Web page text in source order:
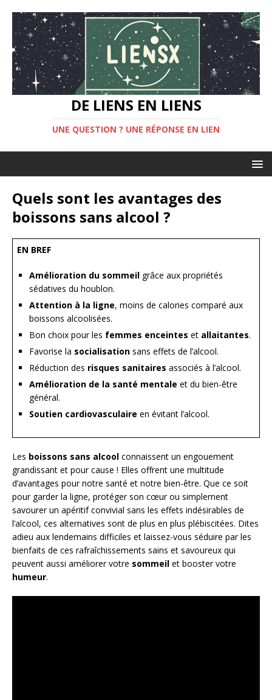
DE LIENS EN LIENS
UNE QUESTION ? UNE RÉPONSE EN LIEN
Quels sont les avantages des
boissons sans alcool ?
EN BREF
Amélioration du sommeil grâce aux propriétés
sédatives du houblon.
Attention à la ligne, moins de calories comparé aux
boissons alcoolisées.
Bon choix pour les femmes enceintes et allaitantes.
Favorise la socialisation sans effets de l’alcool.
Réduction des risques sanitaires associés à l’alcool.
Amélioration de la santé mentale et du bien-être
général.
Soutien cardiovasculaire en évitant l’alcool.
Les boissons sans alcool connaissent un engouement
grandissant et pour cause ! Elles offrent une multitude
d’avantages pour notre santé et notre bien-être. Que ce soit
pour garder la ligne, protéger son cœur ou simplement
savourer un apéritif convivial sans les effets indésirables de
l’alcool, ces alternatives sont de plus en plus plébiscitées. Dites
adieu aux lendemains difficiles et laissez-vous séduire par les
bienfaits de ces rafraîchissements sains et savoureux qui
peuvent aussi améliorer votre sommeil et booster votre
humeur.